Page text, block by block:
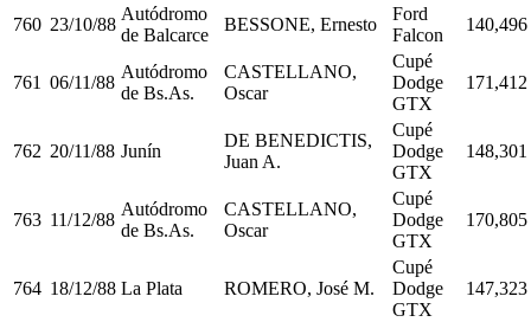
760 23/10/88
Autódromo
de Balcarce
BESSONE, Ernesto
Ford
Falcon
140,496
761 06/11/88
Autódromo
de Bs.As.
CASTELLANO,
Oscar
Cupé
Dodge
GTX
171,412
762 20/11/88 Junín
DE BENEDICTIS,
Juan A.
Cupé
Dodge
GTX
148,301
763 11/12/88
Autódromo
de Bs.As.
CASTELLANO,
Oscar
Cupé
Dodge
GTX
170,805
764 18/12/88 La Plata ROMERO, José M.
Cupé
Dodge
GTX
147,323